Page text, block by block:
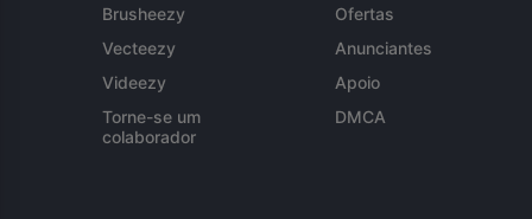
Brusheezy
Vecteezy
Videezy
Torne-se um
colaborador
Ofertas
Anunciantes
Apoio
DMCA